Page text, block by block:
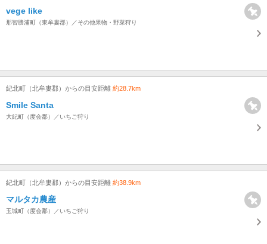
vege like
那智勝浦町（東牟婁郡）／その他果物・野菜狩り
紀北町（北牟婁郡）からの目安距離 約28.7km
Smile Santa
大紀町（度会郡）／いちご狩り
紀北町（北牟婁郡）からの目安距離 約38.9km
マルタカ農産
玉城町（度会郡）／いちご狩り